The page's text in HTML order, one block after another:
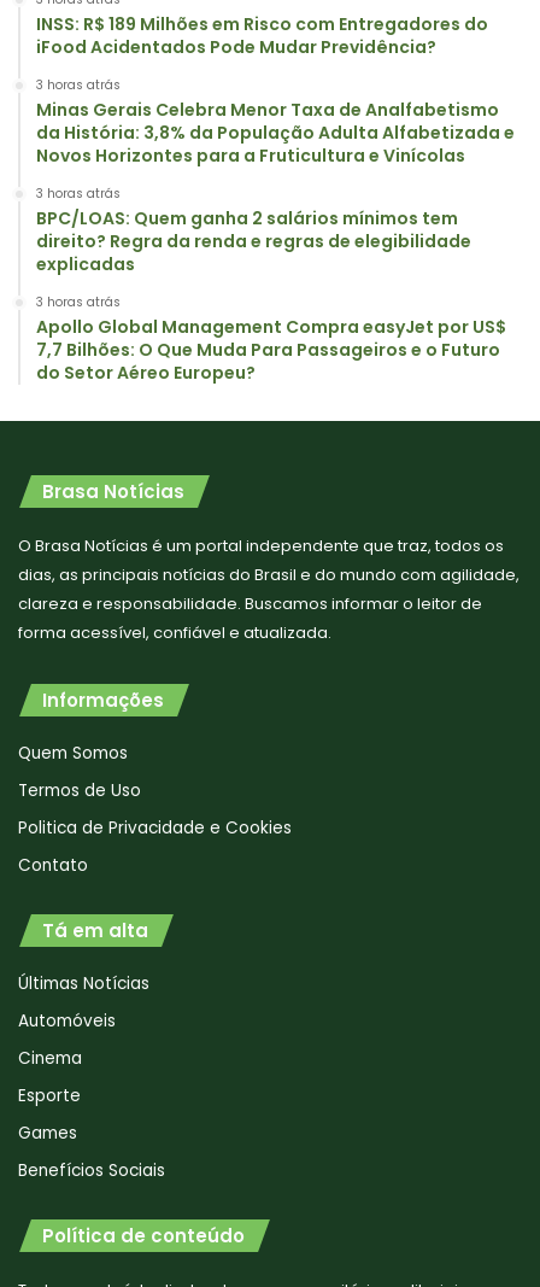
INSS: R$ 189 Milhões em Risco com Entregadores do
iFood Acidentados Pode Mudar Previdência?
3 horas atrás
Minas Gerais Celebra Menor Taxa de Analfabetismo
da História: 3,8% da População Adulta Alfabetizada e
Novos Horizontes para a Fruticultura e Vinícolas
3 horas atrás
BPC/LOAS: Quem ganha 2 salários mínimos tem
direito? Regra da renda e regras de elegibilidade
explicadas
3 horas atrás
Apollo Global Management Compra easyJet por US$
7,7 Bilhões: O Que Muda Para Passageiros e o Futuro
do Setor Aéreo Europeu?
Brasa Notícias
O Brasa Notícias é um portal independente que traz, todos os
dias, as principais notícias do Brasil e do mundo com agilidade,
clareza e responsabilidade. Buscamos informar o leitor de
forma acessível, confiável e atualizada.
Informações
Quem Somos
Termos de Uso
Politica de Privacidade e Cookies
Contato
Tá em alta
Últimas Notícias
Automóveis
Cinema
Esporte
Games
Benefícios Sociais
Política de conteúdo